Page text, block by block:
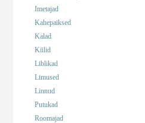
Imetajad
Kahepaiksed
Kalad
Kiilid
Liblikad
Limused
Linnud
Putukad
Roomajad